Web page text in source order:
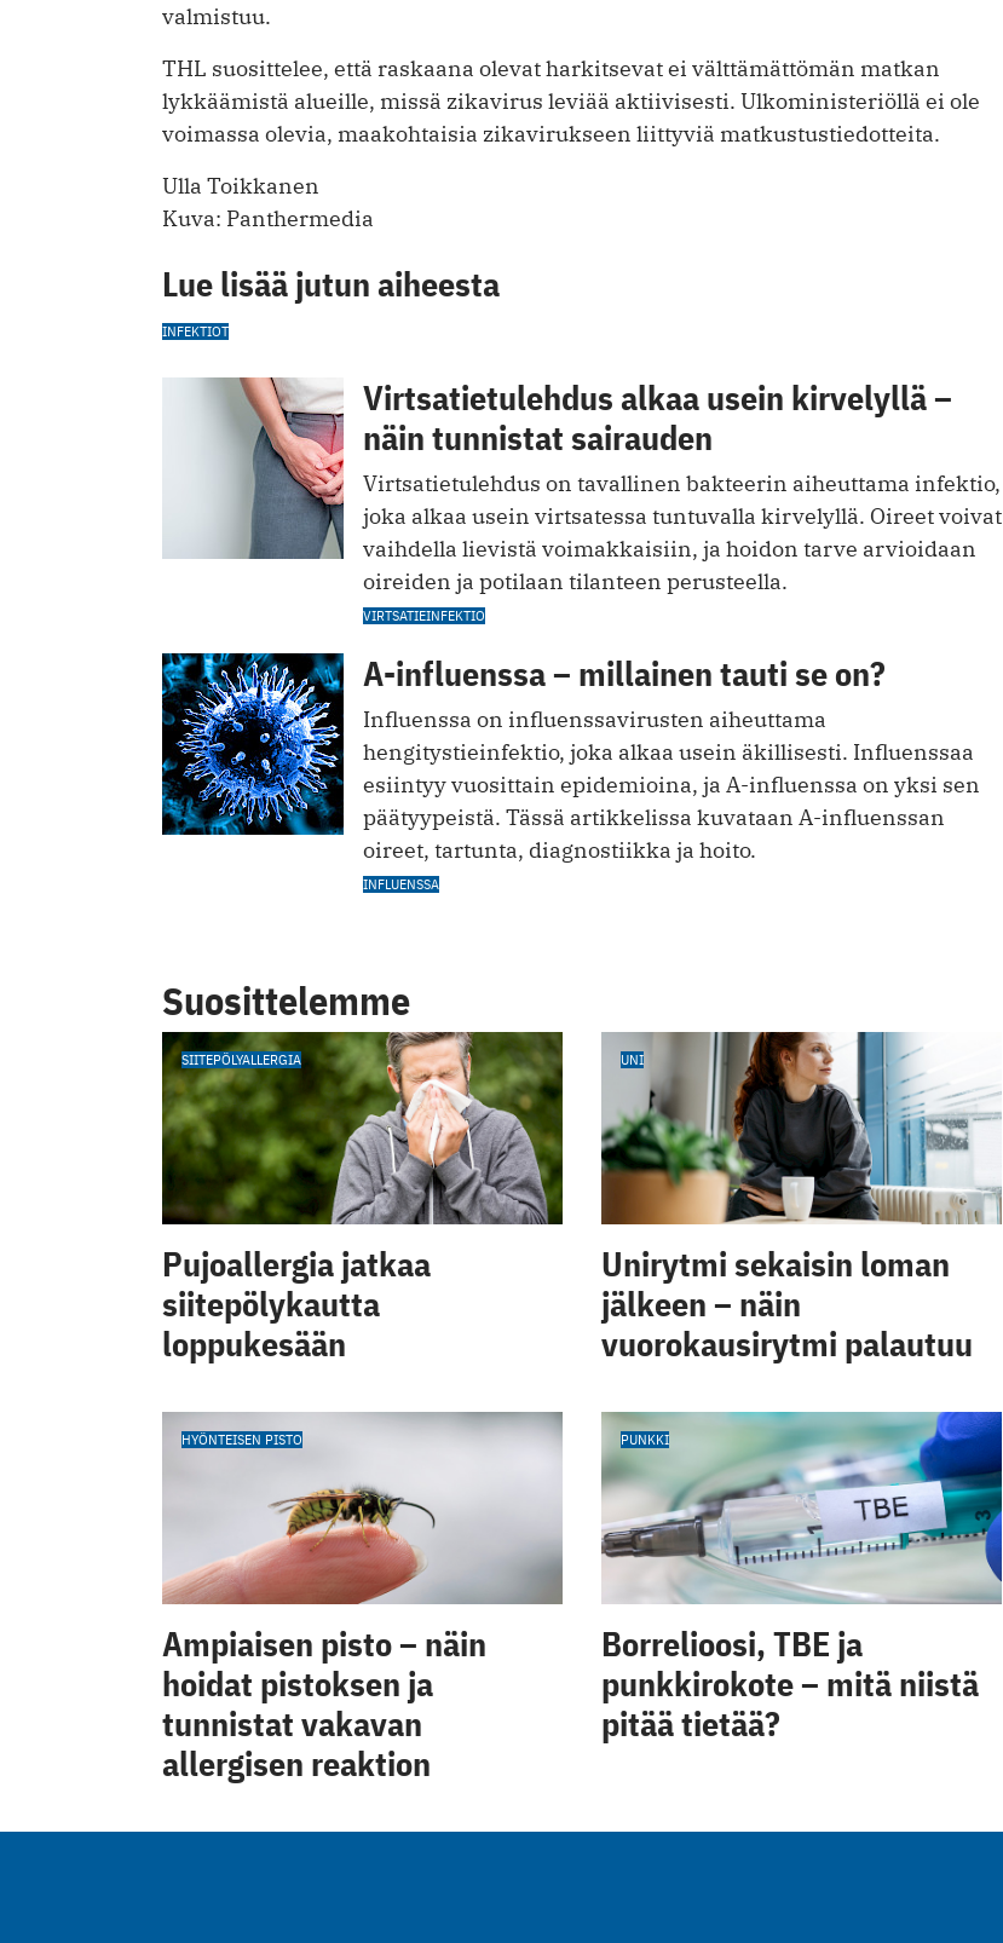
valmistuu.
THL suosittelee, että raskaana olevat harkitsevat ei välttämättömän matkan
lykkäämistä alueille, missä zikavirus leviää aktiivisesti. Ulkoministeriöllä ei ole
voimassa olevia, maakohtaisia zikavirukseen liittyviä matkustustiedotteita.
Ulla Toikkanen
Kuva: Panthermedia
Lue lisää jutun aiheesta
INFEKTIOT
Virtsatietulehdus alkaa usein kirvelyllä –
näin tunnistat sairauden
Virtsatietulehdus on tavallinen bakteerin aiheuttama infektio,
joka alkaa usein virtsatessa tuntuvalla kirvelyllä. Oireet voivat
vaihdella lievistä voimakkaisiin, ja hoidon tarve arvioidaan
oireiden ja potilaan tilanteen perusteella.
VIRTSATIEINFEKTIO
A-influenssa – millainen tauti se on?
Influenssa on influenssavirusten aiheuttama
hengitystieinfektio, joka alkaa usein äkillisesti. Influenssaa
esiintyy vuosittain epidemioina, ja A-influenssa on yksi sen
päätyypeistä. Tässä artikkelissa kuvataan A-influenssan
oireet, tartunta, diagnostiikka ja hoito.
INFLUENSSA
Suosittelemme
SIITEPÖLYALLERGIA
Pujoallergia jatkaa
siitepölykautta
loppukesään
UNI
Unirytmi sekaisin loman
jälkeen – näin
vuorokausirytmi palautuu
HYÖNTEISEN PISTO
Ampiaisen pisto – näin
hoidat pistoksen ja
tunnistat vakavan
allergisen reaktion
PUNKKI
Borrelioosi, TBE ja
punkkirokote – mitä niistä
pitää tietää?